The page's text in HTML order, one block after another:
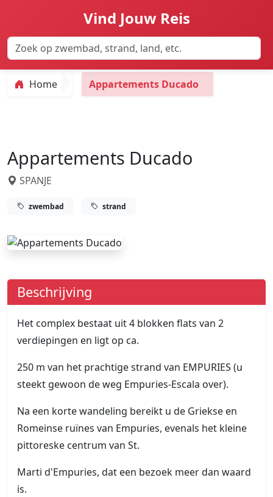
Vind Jouw Reis
Home Appartements Ducado
Appartements Ducado
SPANJE
zwembad strand
Beschrijving
Het complex bestaat uit 4 blokken flats van 2
verdiepingen en ligt op ca.
250 m van het prachtige strand van EMPURIES (u
steekt gewoon de weg Empuries-Escala over).
Na een korte wandeling bereikt u de Griekse en
Romeinse ruïnes van Empuries, evenals het kleine
pittoreske centrum van St.
Marti d'Empuries, dat een bezoek meer dan waard
is.